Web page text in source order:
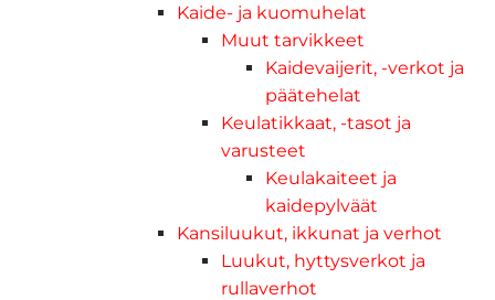
Kaide- ja kuomuhelat
Muut tarvikkeet
Kaidevaijerit, -verkot ja
päätehelat
Keulatikkaat, -tasot ja
varusteet
Keulakaiteet ja
kaidepylväät
Kansiluukut, ikkunat ja verhot
Luukut, hyttysverkot ja
rullaverhot